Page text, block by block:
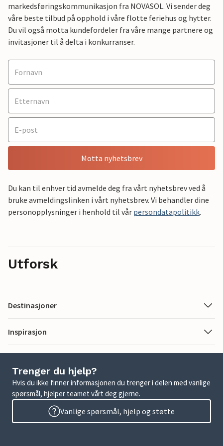
markedsføringskommunikasjon fra NOVASOL. Vi sender deg
våre beste tilbud på opphold i våre flotte feriehus og hytter.
Du vil også motta kundefordeler fra våre mange partnere og
invitasjoner til å delta i konkurranser.
Motta nyhetsbrev
Du kan til enhver tid avmelde deg fra vårt nyhetsbrev ved å
bruke avmeldingslinken i vårt nyhetsbrev. Vi behandler dine
personopplysninger i henhold til vår persondatapolitikk.
Utforsk
Destinasjoner
Inspirasjon
Trenger du hjelp?
Hvis du ikke finner informasjonen du trenger i delen med vanlige
spørsmål, hjelper teamet vårt deg gjerne.
Vanlige spørsmål, hjelp og støtte